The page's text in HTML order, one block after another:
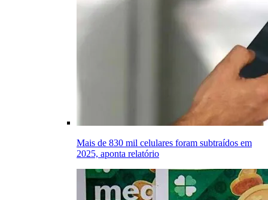
Mais de 830 mil celulares foram subtraídos em
2025, aponta relatório